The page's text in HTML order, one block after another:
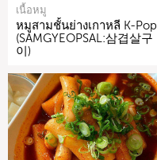
เนื้อหมู
หมูสามชั้นย่างเกาหลี K-Pop
(SAMGYEOPSAL:삼겹살구
이)